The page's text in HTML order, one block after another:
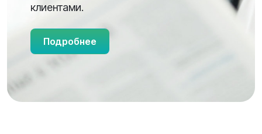
клиентами.
Подробнее